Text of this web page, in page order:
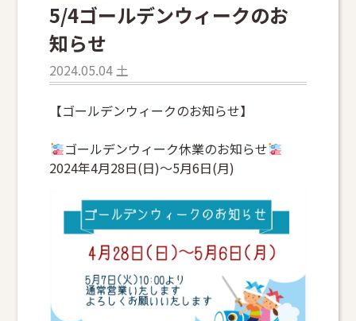
5/4ゴールデンウィークのお
知らせ
2024.05.04 土
【ゴールデンウィークのお知らせ】
ゴールデンウィーク休業のお知らせ
2024年4月28日(日)〜5月6日(月)